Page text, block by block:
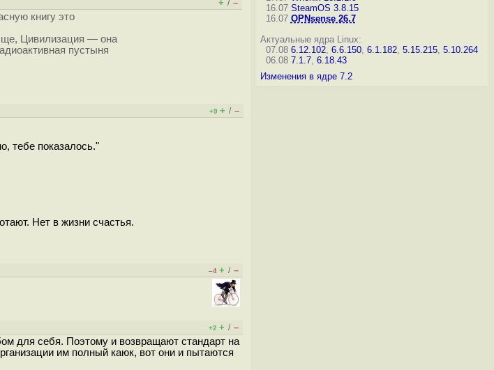
+ / –
книгу это
Цивилизация — она
пустыня
+9 + / –
тебе показалось."
Нет в жизни счастья.
–4 + / –
+2 + / –
для себя. Поэтому и возвращают стандарт на
им полный каюк, вот они и пытаются
16.07 SteamOS 3.8.15
16.07 OPNsense 26.7
Актуальные ядра Linux:
07.08 6.12.102, 6.6.150, 6.1.182, 5.15.215, 5.10.264
06.08 7.1.7, 6.18.43
Изменения в ядре 7.2